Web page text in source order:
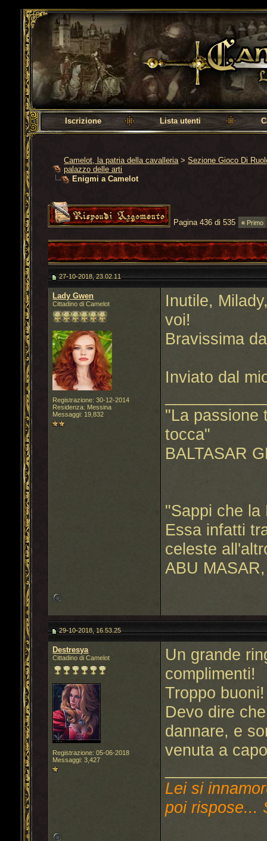
Camelot, la patria della cavalleria
Iscrizione Lista utenti
Camelot, la patria della cavalleria >Sezione Gioco Di
palazzo delle arti
Enigmi a Camelot
Pagina 436 di 535 « Primo
27-10-2018, 23.02.11
Lady Gwen
Cittadino di Camelot
Registrazione: 30-12-2014
Residenza: Messina
Messaggi: 19,832
Inutile,
voi!
Bravissima
Inviato dal
"La passione
tocca"
BALTASAR
"Sappi che la
Essa infatti
celeste
ABU
29-10-2018, 16.53.25
Destresya
Cittadino di Camelot
Registrazione: 05-06-2018
Messaggi: 3,427
Un grande
complimenti!
Troppo
Devo dire
dannare, e
venuta a
Lei si
poi rispose...